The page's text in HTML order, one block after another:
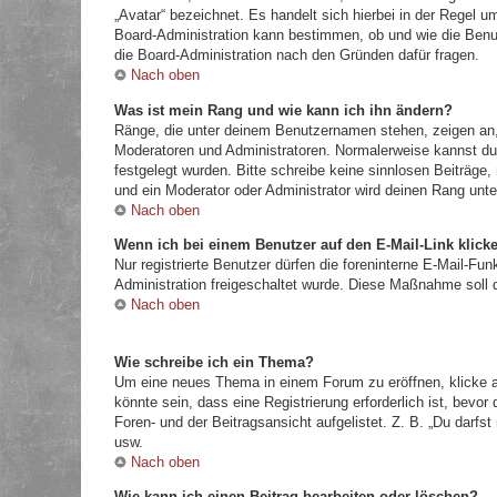
„Avatar“ bezeichnet. Es handelt sich hierbei in der Regel
Board-Administration kann bestimmen, ob und wie die
die Board-Administration nach den Gründen dafür fragen.
Nach oben
Was ist mein Rang und wie kann ich ihn ändern?
Ränge, die unter deinem Benutzernamen stehen, zeigen
Moderatoren und Administratoren. Normalerweise kannst
festgelegt wurden. Bitte schreibe keine sinnlosen
und ein Moderator oder Administrator wird deinen Rang
Nach oben
Wenn ich bei einem Benutzer auf den E-Mail-Link
Nur registrierte Benutzer dürfen die foreninterne E-Mail-
Administration freigeschaltet wurde. Diese Maßnahme
Nach oben
Wie schreibe ich ein Thema?
Um eine neues Thema in einem Forum zu eröffnen,
könnte sein, dass eine Registrierung erforderlich ist,
Foren- und der Beitragsansicht aufgelistet. Z. B. „Du
usw.
Nach oben